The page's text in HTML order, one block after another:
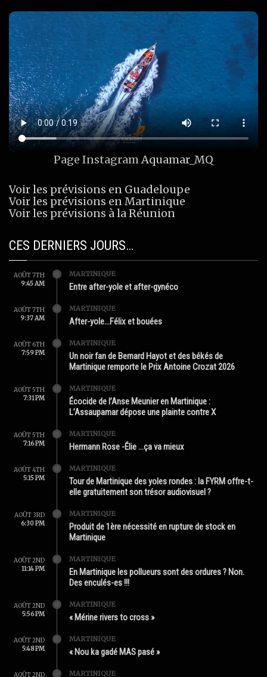
Page InstagramAquamar_MQ
Voir les prévisions en Guadeloupe
Voir les prévisions en Martinique
Voir les prévisions à la Réunion
CES DERNIERS JOURS…
AOÛT 7TH
9:45 AM
MARTINIQUE
Entre after-yole et after-gynéco
AOÛT 7TH
9:37 AM
MARTINIQUE
After-yole…Félix et bouées
AOÛT 6TH
7:59 PM
MARTINIQUE
Un noir fan de Bernard Hayot et des békés de
Martinique remporte le Prix Antoine Crozat 2026
AOÛT 5TH
7:31 PM
MARTINIQUE
Écocide de l’Anse Meunier en Martinique :
L’Assaupamar dépose une plainte contre X
AOÛT 5TH
7:16 PM
MARTINIQUE
Hermann Rose -Élie …ça va mieux
AOÛT 4TH
5:15 PM
MARTINIQUE
Tour de Martinique des yoles rondes : la FYRM offre-t-
elle gratuitement son trésor audiovisuel ?
AOÛT 3RD
6:30 PM
MARTINIQUE
Produit de 1ère nécessité en rupture de stock en
Martinique
AOÛT 2ND
11:14 PM
MARTINIQUE
En Martinique les pollueurs sont des ordures ? Non.
Des enculés-es !!!
AOÛT 2ND
5:56 PM
MARTINIQUE
« Mérine rivers to cross »
AOÛT 2ND
5:48 PM
MARTINIQUE
« Nou ka gadé MAS pasé »
AOÛT 2ND MARTINIQUE